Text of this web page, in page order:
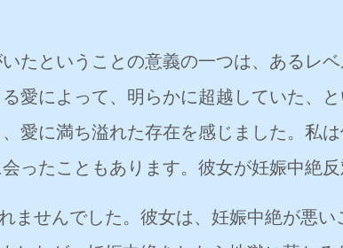
たということの意義の一つは、あるレ
愛によって、明らかに超越していた、
愛に満ち溢れた存在を感じました。私
ったこともあります。彼女が妊娠中絶
ませんでした。彼女は、妊娠中絶が悪